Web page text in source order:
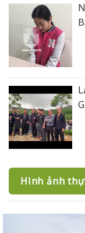
Hình ảnh